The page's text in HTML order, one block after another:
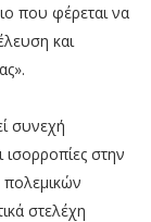
που φέρεται να
και
συνεχή
ισορροπίες στην
στελέχη